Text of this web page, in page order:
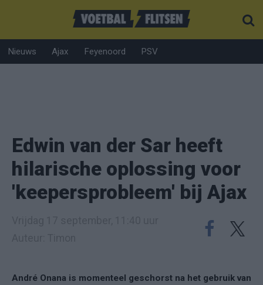
Nieuws Ajax Feyenoord PSV
Edwin van der Sar heeft
hilarische oplossing voor
'keepersprobleem' bij Ajax
André Onana is momenteel geschorst na het gebruik van